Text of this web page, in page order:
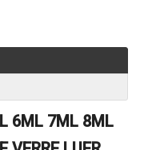
6ML 7ML 8ML